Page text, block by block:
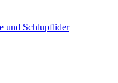
und Schlupflider